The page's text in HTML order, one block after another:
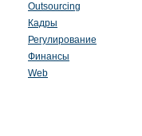
Outsourcing
Кадры
Регулирование
Финансы
Web